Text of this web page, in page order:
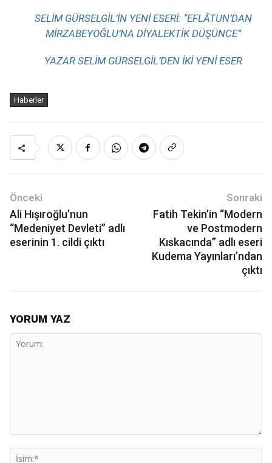
SELIM GÜRSELGİL’IN YENI ESERI: “EFLÂTUN’DAN
MIRZABEYOĞLU’NA DİYALEKTİK DÜŞÜNCE”
YAZAR SELIM GÜRSELGIL’DEN IKI YENI ESER
Haberler
Önceki
Ali Hışıroğlu’nun
“Medeniyet Devleti” adlı
eserinin 1. cildi çıktı
Sonraki
Fatih Tekin’in “Modern
ve Postmodern
Kıskacında” adlı eseri
Kudema Yayınları’ndan
çıktı
YORUM YAZ